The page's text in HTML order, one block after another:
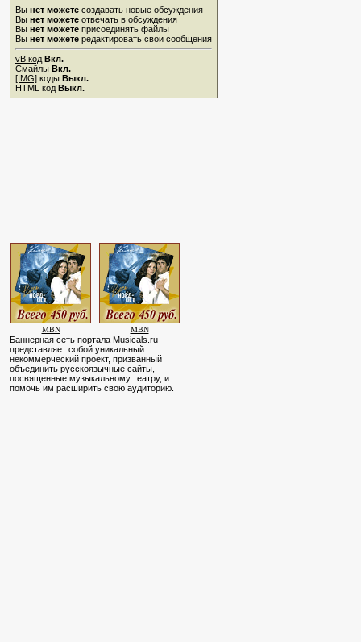
Вы нет можете создавать новые обсуждения
Вы нет можете отвечать в обсуждения
Вы нет можете присоединять файлы
Вы нет можете редактировать свои сообщения
vB код Вкл.
Смайлы Вкл.
[IMG] коды Выкл.
HTML код Выкл.
MBN MBN
Баннерная сеть портала Musicals.ru
представляет собой уникальный
некоммерческий проект, призванный
объединить русскоязычные сайты,
посвященные музыкальному театру, и
помочь им расширить свою аудиторию.